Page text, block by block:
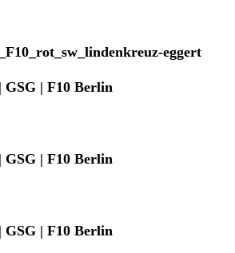
eggert
| F10 Berlin
| F10 Berlin
| F10 Berlin